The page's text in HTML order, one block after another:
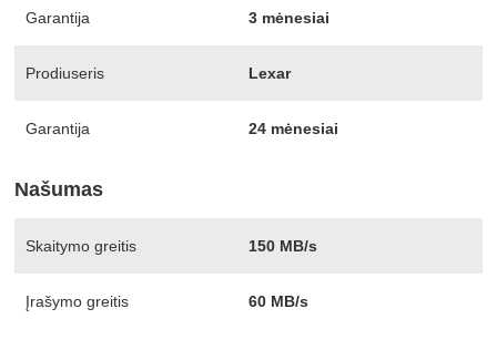
Garantija 3 mėnesiai
Prodiuseris Lexar
Garantija 24 mėnesiai
Našumas
Skaitymo greitis 150 MB/s
Įrašymo greitis 60 MB/s